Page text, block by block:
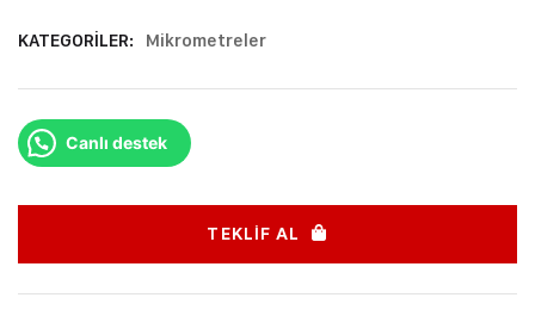
KATEGORILER: Mikrometreler
Canlı destek
TEKLIF AL